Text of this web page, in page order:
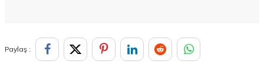
Paylaş :